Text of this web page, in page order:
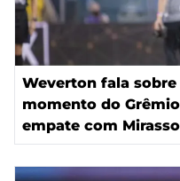
Weverton fala sobre
momento do
empate com